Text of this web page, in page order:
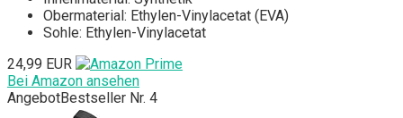
Obermaterial: Ethylen-Vinylacetat (EVA)
Sohle: Ethylen-Vinylacetat
24,99 EUR
Bei Amazon ansehen
AngebotBestseller Nr. 4